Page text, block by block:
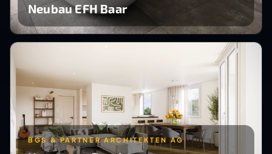
Neubau EFH Baar
BGS & PARTNER ARCHITEKTEN AG